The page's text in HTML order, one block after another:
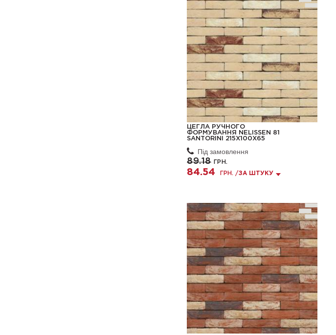
ЦЕГЛА РУЧНОГО
ФОРМУВАННЯ NELISSEN 81
SANTORINI 215X100X65
Під замовлення
89.18 ГРН.
84.54 ГРН. /ЗА ШТУКУ